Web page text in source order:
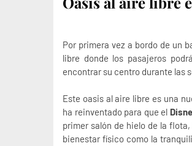
Por primera vez a bordo de un
libre donde los pasajeros
encontrar su centro durante las
Este oasis al aire libre es una
ha reinventado para que el
primer salón de hielo de la
bienestar físico como la